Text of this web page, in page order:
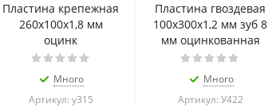
Пластина крепежная
260х100х1,8 мм
оцинк
Много
Артикул: у315
Пластина гвоздевая
100х300х1,2 мм зуб 8
мм оцинкованная
Много
Артикул: У422